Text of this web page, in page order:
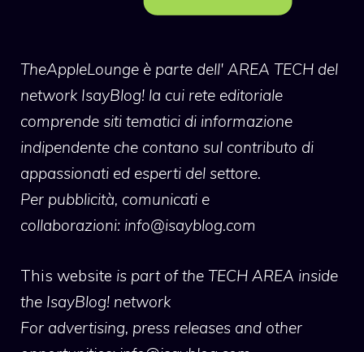
TheAppleLounge è parte dell' AREA TECH del
network IsayBlog! la cui rete editoriale
comprende siti tematici di informazione
indipendente che contano sul contributo di
appassionati ed esperti del settore.
Per pubblicità, comunicati e
collaborazioni: info@isayblog.com
This website is part of the TECH AREA inside
the IsayBlog! network
For advertising, press releases and other